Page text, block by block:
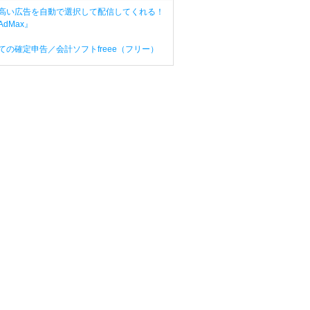
い広告を自動で選択して配信してくれる！
』
の確定申告／会計ソフトfreee（フリー）